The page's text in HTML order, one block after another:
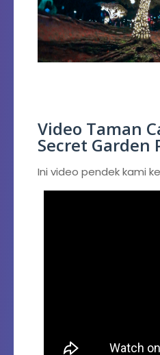
Video Taman
Secret Garden
Ini video pendek kami